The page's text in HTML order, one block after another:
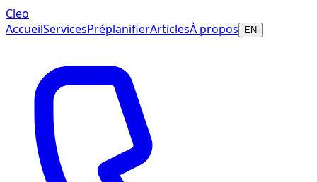
Cleo
AccueilServicesPréplanifierArticlesÀ propos EN